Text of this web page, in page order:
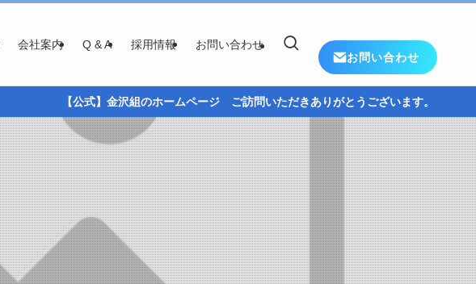
会社案内 Q & A 採用情報
お問い合わせ
お問い合わせ
【公式】金沢組のホームページ ご訪問いただきありがとうございます。